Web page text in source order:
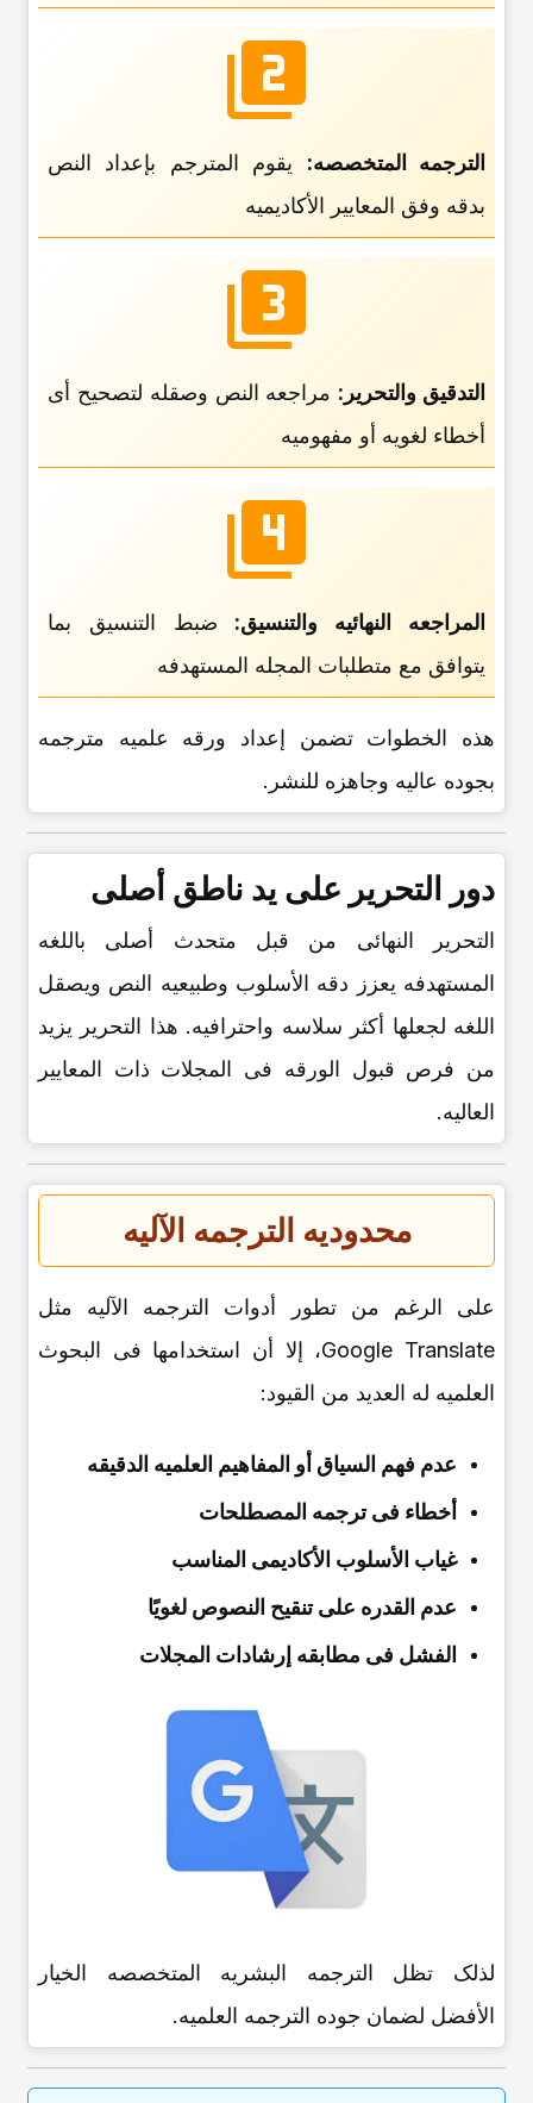
الترجمه المتخصصه: یقوم المترجم بإعداد النص
بدقه وفق المعاییر الأکادیمیه
التدقیق والتحریر: مراجعه النص وصقله لتصحیح أی
أخطاء لغویه أو مفهومیه
المراجعه النهائیه والتنسیق: ضبط التنسیق بما
یتوافق مع متطلبات المجله المستهدفه
هذه الخطوات تضمن إعداد ورقه علمیه مترجمه
بجوده عالیه وجاهزه للنشر.
دور التحریر على ید ناطق أصلی
التحریر النهائی من قبل متحدث أصلی باللغه
المستهدفه یعزز دقه الأسلوب وطبیعیه النص ویصقل
اللغه لجعلها أکثر سلاسه واحترافیه. هذا التحریر یزید
من فرص قبول الورقه فی المجلات ذات المعاییر
العالیه.
محدودیه الترجمه الآلیه
على الرغم من تطور أدوات الترجمه الآلیه مثل
Google Translate، إلا أن استخدامها فی البحوث
العلمیه له العدید من القیود:
عدم فهم السیاق أو المفاهیم العلمیه الدقیقه
أخطاء فی ترجمه المصطلحات
غیاب الأسلوب الأکادیمی المناسب
عدم القدره على تنقیح النصوص لغویًا
الفشل فی مطابقه إرشادات المجلات
لذلک تظل الترجمه البشریه المتخصصه الخیار
الأفضل لضمان جوده الترجمه العلمیه.